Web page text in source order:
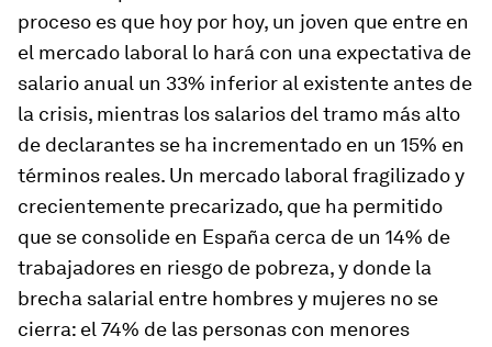
proceso es que hoy por hoy, un joven que entre en
el mercado laboral lo hará con una expectativa de
salario anual un 33% inferior al existente antes de
la crisis, mientras los salarios del tramo más alto
de declarantes se ha incrementado en un 15% en
términos reales. Un mercado laboral fragilizado y
crecientemente precarizado, que ha permitido
que se consolide en España cerca de un 14% de
trabajadores en riesgo de pobreza, y donde la
brecha salarial entre hombres y mujeres no se
cierra: el 74% de las personas con menores